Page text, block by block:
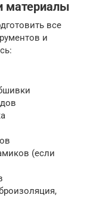
материалы
все
и
(если